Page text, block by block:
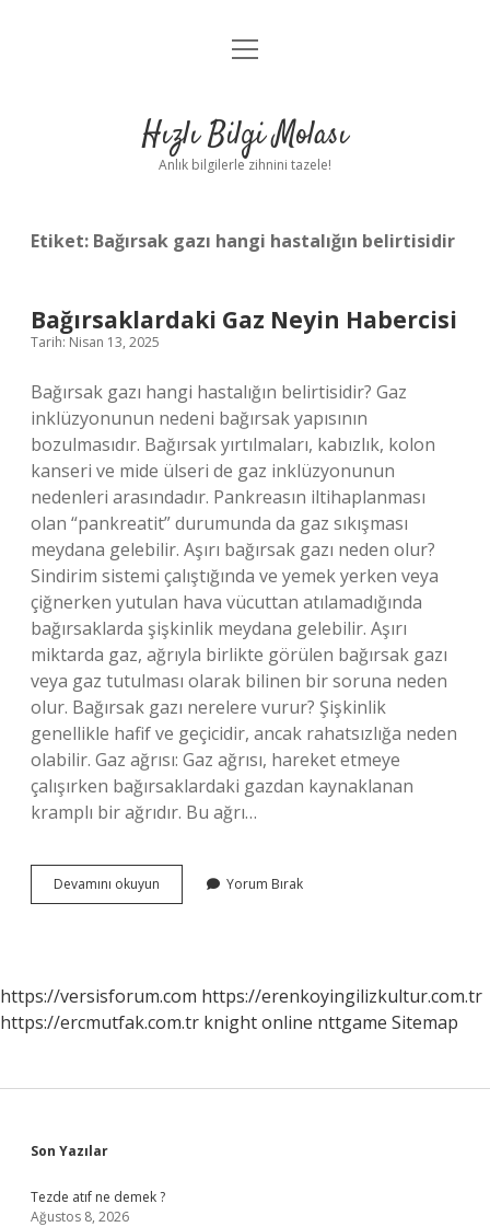
Anasayfa
Yasal Uyarı
menüyü
Hızlı Bilgi Molası
Anlık bilgilerle zihnini tazele!
Etiket: Bağırsak gazı hangi hastalığın belirtisidir
Bağırsaklardaki Gaz Neyin Habercisi
Tarih: Nisan 13, 2025
Bağırsak gazı hangi hastalığın belirtisidir? Gaz
inklüzyonunun nedeni bağırsak yapısının
bozulmasıdır. Bağırsak yırtılmaları, kabızlık, kolon
kanseri ve mide ülseri de gaz inklüzyonunun
nedenleri arasındadır. Pankreasın iltihaplanması
olan “pankreatit” durumunda da gaz sıkışması
meydana gelebilir. Aşırı bağırsak gazı neden olur?
Sindirim sistemi çalıştığında ve yemek yerken veya
çiğnerken yutulan hava vücuttan atılamadığında
bağırsaklarda şişkinlik meydana gelebilir. Aşırı
miktarda gaz, ağrıyla birlikte görülen bağırsak gazı
veya gaz tutulması olarak bilinen bir soruna neden
olur. Bağırsak gazı nerelere vurur? Şişkinlik
genellikle hafif ve geçicidir, ancak rahatsızlığa neden
olabilir. Gaz ağrısı: Gaz ağrısı, hareket etmeye
çalışırken bağırsaklardaki gazdan kaynaklanan
kramplı bir ağrıdır. Bu ağrı…
Devamını okuyun Bağırsaklardaki
Gaz
Yorum Bırak
https://versisforum.com https://erenkoyingilizkultur.com.tr
https://ercmutfak.com.tr knight online nttgame Sitemap
Sidebar
Son Yazılar
Tezde atıf ne demek ?
Ağustos 8, 2026